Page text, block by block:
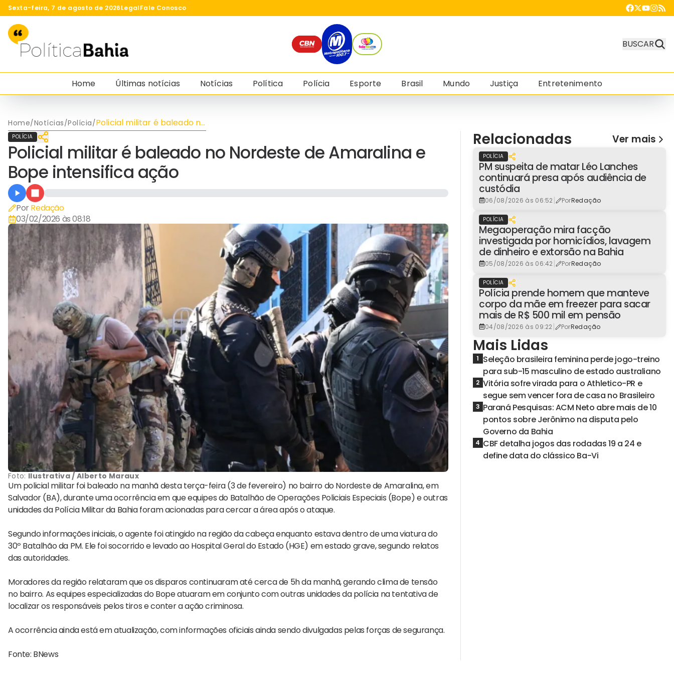
Sexta-feira, 7 de agosto de 2026LegalFale Conosco
BUSCAR
Home Últimas notícias Notícias Política Polícia Esporte Brasil Mundo Justiça Entretenimento
Home/Notícias/Polícia/Policial militar é baleado no
Nordeste de Amaralina e
POLÍCIA
Policial militar é baleado no Nordeste de Amaralina e
Bope intensifica ação
Por Redação
03/02/2026 às 08:18
Foto: Ilustrativa / Alberto Maraux
Um policial militar foi baleado na manhã desta terça-feira (3 de fevereiro) no bairro do Nordeste de Amaralina, em
Salvador (BA), durante uma ocorrência em que equipes do Batalhão de Operações Policiais Especiais (Bope) e outras
unidades da Polícia Militar da Bahia foram acionadas para cercar a área após o ataque.
Segundo informações iniciais, o agente foi atingido na região da cabeça enquanto estava dentro de uma viatura do
30º Batalhão da PM. Ele foi socorrido e levado ao Hospital Geral do Estado (HGE) em estado grave, segundo relatos
das autoridades.
Moradores da região relataram que os disparos continuaram até cerca de 5h da manhã, gerando clima de tensão
no bairro. As equipes especializadas do Bope atuaram em conjunto com outras unidades da polícia na tentativa de
localizar os responsáveis pelos tiros e conter a ação criminosa.
A ocorrência ainda está em atualização, com informações oficiais ainda sendo divulgadas pelas forças de segurança.
Fonte: BNews
Relacionadas Ver mais
POLÍCIA
PM suspeita de matar Léo Lanches
continuará presa após audiência de
custódia
06/08/2026 às 06:52| PorRedação
POLÍCIA
Megaoperação mira facção
investigada por homicídios, lavagem
de dinheiro e extorsão na Bahia
05/08/2026 às 06:42| PorRedação
POLÍCIA
Polícia prende homem que manteve
corpo da mãe em freezer para sacar
mais de R$ 500 mil em pensão
04/08/2026 às 09:22| PorRedação
Mais Lidas
1 Seleção brasileira feminina perde jogo-treino
para sub-15 masculino de estado australiano
2 Vitória sofre virada para o Athletico-PR e
segue sem vencer fora de casa no Brasileiro
3 Paraná Pesquisas: ACM Neto abre mais de 10
pontos sobre Jerônimo na disputa pelo
Governo da Bahia
4 CBF detalha jogos das rodadas 19 a 24 e
define data do clássico Ba-Vi